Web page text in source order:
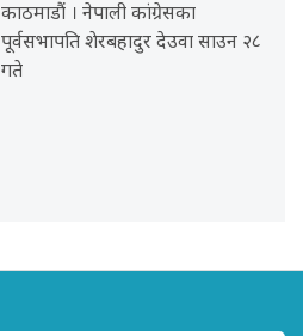
काठमाडौं । नेपाली कांग्रेसका
पूर्वसभापति शेरबहादुर देउवा साउन २८
गते